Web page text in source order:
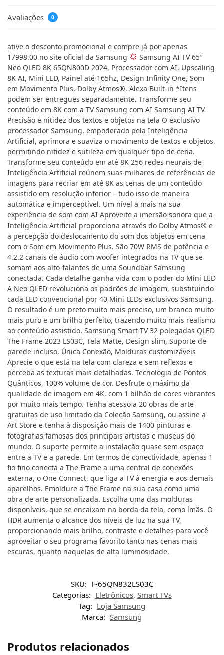
Avaliações 0
ative o desconto promocional e compre já por apenas
17998.00 no site oficial da Samsung
Samsung AI TV 65″
Neo QLED 8K 65QN800D 2024, Processador com AI, Upscaling
8K AI, Mini LED, Painel até 165hz, Design Infinity One, Som
em Movimento Plus, Dolby Atmos®, Alexa Built-in *Itens
podem ser entregues separadamente. Transforme seu
conteúdo em 8K com a TV Samsung com AI Samsung AI TV
Precisão e nitidez dos textos e objetos na tela O exclusivo
processador Samsung, empoderado pela Inteligência
Artificial, aprimora e suaviza o movimento de textos e objetos,
permitindo nitidez e sutileza em qualquer tipo de cena.
Transforme seu conteúdo em até 8K 256 redes neurais de
Inteligência Artificial reúnem suas milhares de referências de
imagens para recriar em até 8K as cenas de um conteúdo
assistido em resolução inferior – tudo isso de maneira
automática e imperceptível. Um nível a mais na sua
experiência de som com AI Aproveite a imersão sonora que a
Inteligência Artificial proporciona através do Dolby Atmos® e
a percepção do deslocamento do som dos objetos em cena
com o Som em Movimento Plus. São 70W RMS de potência e
4.2.2 canais de áudio com woofer integrados na TV que se
somam aos alto-falantes de uma Soundbar Samsung
conectada. Cada detalhe ganha vida com o poder do Mini LED
A Neo QLED revoluciona os padrões de imagem, substituindo
cada LED convencional por 40 Mini LEDs exclusivos Samsung.
O resultado é um preto muito mais preciso, um branco muito
mais puro e um brilho perfeito, trazendo muito mais realismo
ao conteúdo assistido. Samsung Smart TV 32 polegadas QLED
The Frame 2023 LS03C, Tela Matte, Design slim, Suporte de
parede incluso, Única Conexão, Molduras customizáveis
Aprecie o que está na tela com clareza e sem reflexos e
perceba as texturas mais detalhadas. Tecnologia de Pontos
Quânticos, 100% volume de cor. Desfrute o máximo da
qualidade de imagem em 4K, com 1 bilhão de cores vibrantes
por muito mais tempo. Tenha acesso a 20 obras de arte
gratuitas de uso limitado da Coleção Samsung, ou assine a
Art Store e tenha à disposição mais de 1400 pinturas e
fotografias famosas dos principais artistas e museus do
mundo. O suporte permite a instalação quase sem espaço
entre a TV e a parede. Em termos de conectividade, apenas 1
fio fino conecta a The Frame a uma central de conexões
externa, o One Connect, que liga a TV à energia e aos demais
aparelhos. Emoldure a The Frame na sua casa como uma
obra de arte personalizada. Escolha uma das molduras
disponíveis, que se encaixam na borda da tela, como ímãs. O
HDR aumenta o alcance dos níveis de luz na sua TV,
proporcionando mais brilho, contraste e detalhes para você
aproveitar o seu programa favorito tanto nas cenas mais
escuras, quanto naquelas de alta luminosidade.
SKU: F-65QN832LS03C
Categorias: Eletrônicos, Smart TVs
Tag: Loja Samsung
Marca: Samsung
Produtos relacionados